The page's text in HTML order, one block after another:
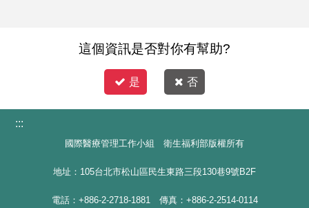
這個資訊是否對你有幫助?
是 否
:::
國際醫療管理工作小組 衛生福利部版權所有
地址：105台北市松山區民生東路三段130巷9號B2F
電話：+886-2-2718-1881 傳真：+886-2-2514-0114